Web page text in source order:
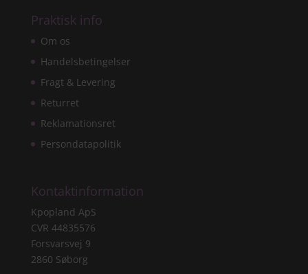
Praktisk info
Om os
Handelsbetingelser
Fragt & Levering
Returret
Reklamationsret
Persondatapolitik
Kontaktinformation
Kpopland ApS
CVR 44835576
Forsvarsvej 9
2860 Søborg